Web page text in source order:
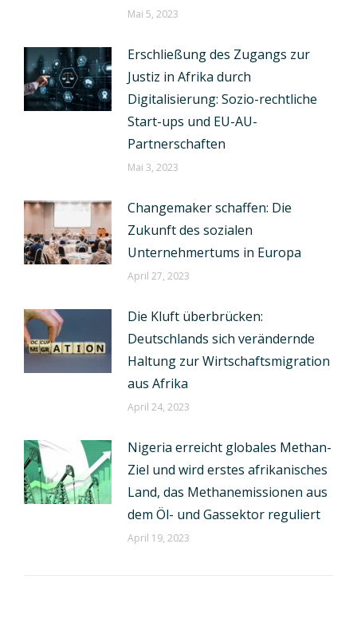
Mai 5, 2023
Erschließung des Zugangs zur
Justiz in Afrika durch
Digitalisierung: Sozio-rechtliche
Start-ups und EU-AU-
Partnerschaften
Mai 3, 2023
Changemaker schaffen: Die
Zukunft des sozialen
Unternehmertums in Europa
April 27, 2023
Die Kluft überbrücken:
Deutschlands sich verändernde
Haltung zur Wirtschaftsmigration
aus Afrika
April 24, 2023
Nigeria erreicht globales Methan-
Ziel und wird erstes afrikanisches
Land, das Methanemissionen aus
dem Öl- und Gassektor reguliert
April 19, 2023